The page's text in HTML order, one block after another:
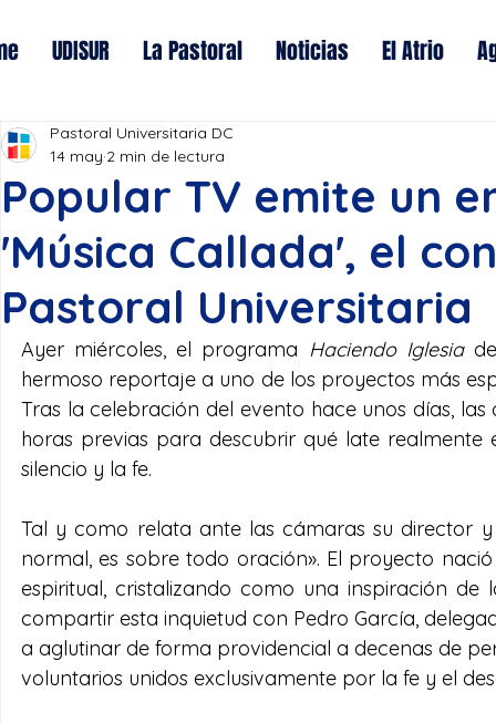
UDISUR La Pastoral Noticias El Atrio
Popular TV emite un
'Música Callada', el
Pastoral Universitaria
Pastoral Universitaria DC
14 may 2 min de lectura
Ayer miércoles, el programa Haciendo Iglesia de
hermoso reportaje a uno de los proyectos más
Tras la celebración del evento hace unos días,
horas previas para descubrir qué late
silencio y la fe.
Tal y como relata ante las cámaras su director
normal, es sobre todo oración». El proyecto
espiritual, cristalizando como una inspiración
compartir esta inquietud con Pedro García,
a aglutinar de forma providencial a decenas de
voluntarios unidos exclusivamente por la fe y el